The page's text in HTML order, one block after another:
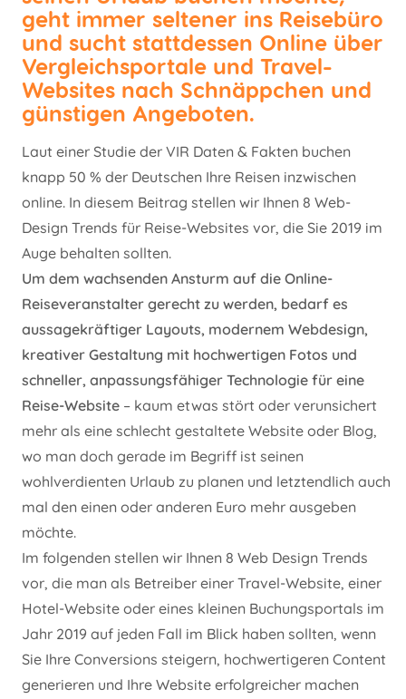
geht immer seltener ins Reisebüro
und sucht stattdessen Online über
Vergleichsportale und Travel-
Websites nach Schnäppchen und
günstigen Angeboten.
Laut einer Studie der VIR Daten & Fakten buchen
knapp 50 % der Deutschen Ihre Reisen inzwischen
online. In diesem Beitrag stellen wir Ihnen 8 Web-
Design Trends für Reise-Websites vor, die Sie 2019 im
Auge behalten sollten.
Um dem wachsenden Ansturm auf die Online-
Reiseveranstalter gerecht zu werden, bedarf es
aussagekräftiger Layouts, modernem Webdesign,
kreativer Gestaltung mit hochwertigen Fotos und
schneller, anpassungsfähiger Technologie für eine
Reise-Website – kaum etwas stört oder verunsichert
mehr als eine schlecht gestaltete Website oder Blog,
wo man doch gerade im Begriff ist seinen
wohlverdienten Urlaub zu planen und letztendlich auch
mal den einen oder anderen Euro mehr ausgeben
möchte.
Im folgenden stellen wir Ihnen 8 Web Design Trends
vor, die man als Betreiber einer Travel-Website, einer
Hotel-Website oder eines kleinen Buchungsportals im
Jahr 2019 auf jeden Fall im Blick haben sollten, wenn
Sie Ihre Conversions steigern, hochwertigeren Content
generieren und Ihre Website erfolgreicher machen